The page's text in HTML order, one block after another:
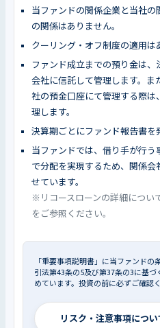
当ファンドの関係企業と当社の
の関係はありません。
クーリング・オフ制度の適用は
ファンド成立までの預り金は
会社に信託して管理します。ま
社の預金口座にて管理する際
理します。
決算期ごとにファンド報告書を
当ファンドでは、借り手が行
で分配を実現するため、関係会
せています。
※リコースローンの詳細につい
をご参照ください。
「重要事項説明書」に当ファンドの
引法第43条の5及び第37条の3に基づ
めています。投資の前に必ずご確認く
リスク・注意事項につい